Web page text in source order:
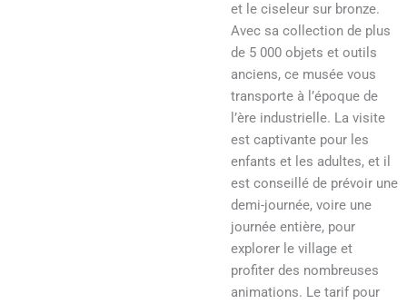
et le ciseleur sur bronze.
Avec sa collection de plus
de 5 000 objets et outils
anciens, ce musée vous
transporte à l’époque de
l’ère industrielle. La visite
est captivante pour les
enfants et les adultes, et il
est conseillé de prévoir une
demi-journée, voire une
journée entière, pour
explorer le village et
profiter des nombreuses
animations. Le tarif pour